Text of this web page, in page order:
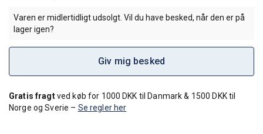
Varen er midlertidligt udsolgt. Vil du have besked, når den er på
lager igen?
Giv mig besked
Gratis fragtved køb for 1000 DKK til Danmark & 1500 DKK til
Norge og Sverie – Se regler her